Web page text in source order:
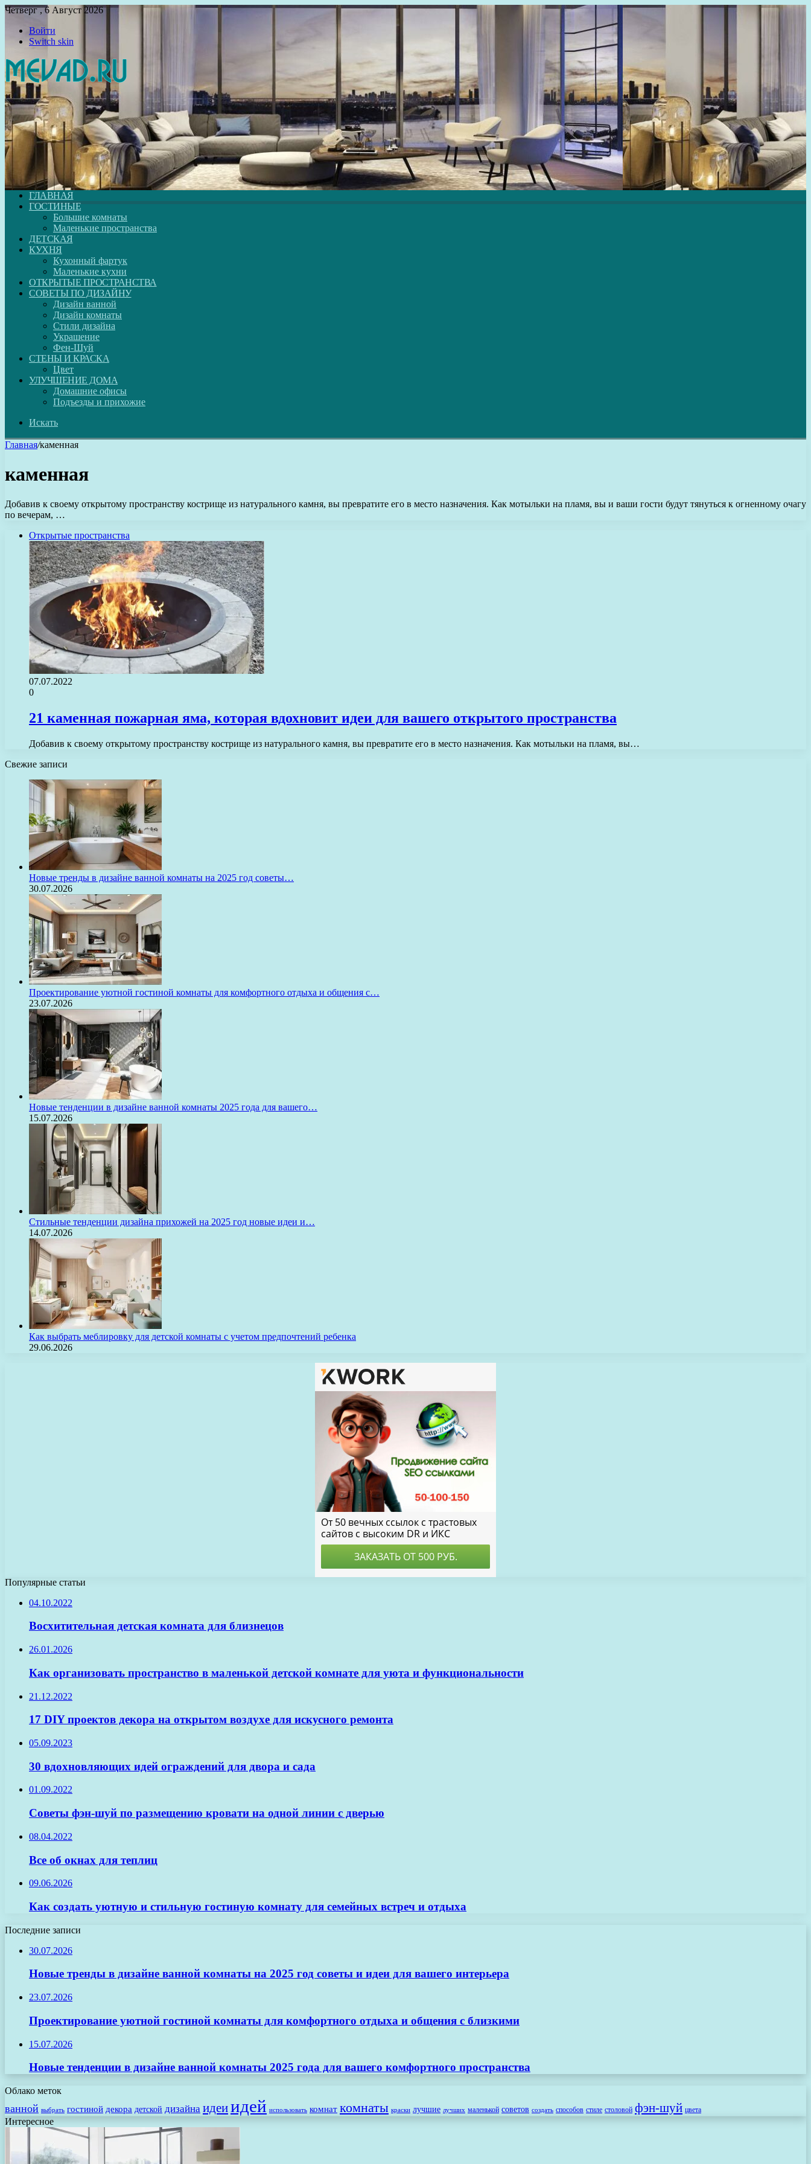
Четверг , 6 Август 2026
Войти
Switch skin
ГЛАВНАЯ
ГОСТИНЫЕ
Большие комнаты
Маленькие пространства
ДЕТСКАЯ
КУХНЯ
Кухонный фартук
Маленькие кухни
ОТКРЫТЫЕ ПРОСТРАНСТВА
СОВЕТЫ ПО ДИЗАЙНУ
Дизайн ванной
Дизайн комнаты
Стили дизайна
Украшение
Фен-Шуй
СТЕНЫ И КРАСКА
Цвет
УЛУЧШЕНИЕ ДОМА
Домашние офисы
Подъезды и прихожие
Искать
Главная/каменная
каменная
Добавив к своему открытому пространству кострище из натурального камня, вы превратите его в место назначения. Как мотыльки на пламя, вы и ваши гости будут тянуться к огненному очагу
по вечерам, …
Открытые пространства
07.07.2022
0
21 каменная пожарная яма, которая вдохновит идеи для вашего открытого пространства
Добавив к своему открытому пространству кострище из натурального камня, вы превратите его в место назначения. Как мотыльки на пламя, вы…
Свежие записи
Новые тренды в дизайне ванной комнаты на 2025 год советы…
30.07.2026
Проектирование уютной гостиной комнаты для комфортного отдыха и общения с…
23.07.2026
Новые тенденции в дизайне ванной комнаты 2025 года для вашего…
15.07.2026
Стильные тенденции дизайна прихожей на 2025 год новые идеи и…
14.07.2026
Как выбрать меблировку для детской комнаты с учетом предпочтений ребенка
29.06.2026
Популярные статьи
04.10.2022
Восхитительная детская комната для близнецов
26.01.2026
Как организовать пространство в маленькой детской комнате для уюта и функциональности
21.12.2022
17 DIY проектов декора на открытом воздухе для искусного ремонта
05.09.2023
30 вдохновляющих идей ограждений для двора и сада
01.09.2022
Советы фэн-шуй по размещению кровати на одной линии с дверью
08.04.2022
Все об окнах для теплиц
09.06.2026
Как создать уютную и стильную гостиную комнату для семейных встреч и отдыха
Последние записи
30.07.2026
Новые тренды в дизайне ванной комнаты на 2025 год советы и идеи для вашего интерьера
23.07.2026
Проектирование уютной гостиной комнаты для комфортного отдыха и общения с близкими
15.07.2026
Новые тенденции в дизайне ванной комнаты 2025 года для вашего комфортного пространства
Облако меток
ванной выбрать гостиной декора детской дизайна идеиидей использовать комнат комнаты краски лучшие лучших маленькой советов создать способов стиле столовой фэн-шуй цвета
Интересное